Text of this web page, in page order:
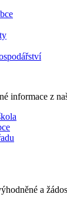
informace z
a